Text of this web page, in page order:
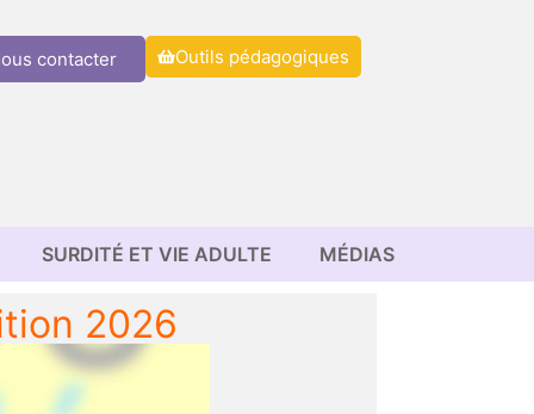
contacter Outils pédagogiques
SURDITÉ ET VIE ADULTE MÉDIAS
2026